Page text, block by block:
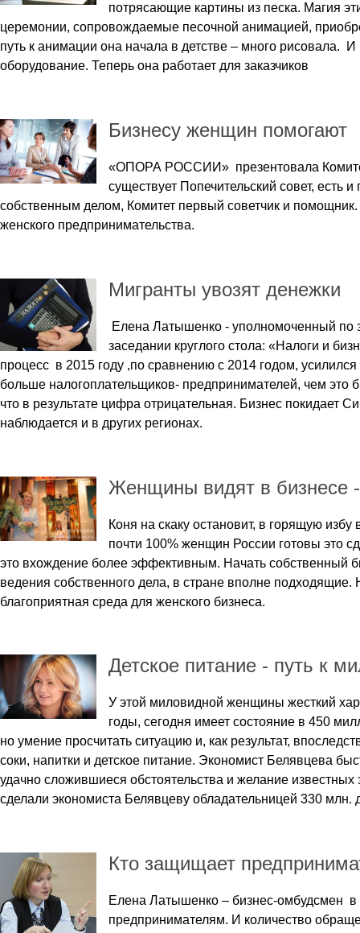
потрясающие картины из песка. Магия
церемонии, сопровождаемые песочной анимацией,
путь к анимации она начала в детстве – много рисовала.
оборудование. Теперь она работает для заказчиков
Бизнесу женщин помогают
«ОПОРА РОССИИ» презентовала
существует Попечительский совет, есть
собственным делом, Комитет первый советчик и
женского предпринимательства.
Мигранты увозят денежки
Елена Латышенко - уполномоченный по
заседании круглого стола: «Налоги и
процесс в 2015 году ,по сравнению с 2014 годом,
больше налогоплательщиков- предпринимателей, чем это
что в результате цифра отрицательная. Бизнес покидает
наблюдается и в других регионах.
Женщины видят в бизнесе
Коня на скаку остановит, в горящую
почти 100% женщин России готовы это
это вхождение более эффективным. Начать собственный
ведения собственного дела, в стране вполне
благоприятная среда для женского бизнеса.
Детское питание - путь к
У этой миловидной женщины жесткий
годы, сегодня имеет состояние в 450
но умение просчитать ситуацию и, как результат,
соки, напитки и детское питание. Экономист Белявцева
удачно сложившиеся обстоятельства и желание
сделали экономиста Белявцеву обладательницей 330
Кто защищает
Елена Латышенко – бизнес-омбудсмен в
предпринимателям. И количество